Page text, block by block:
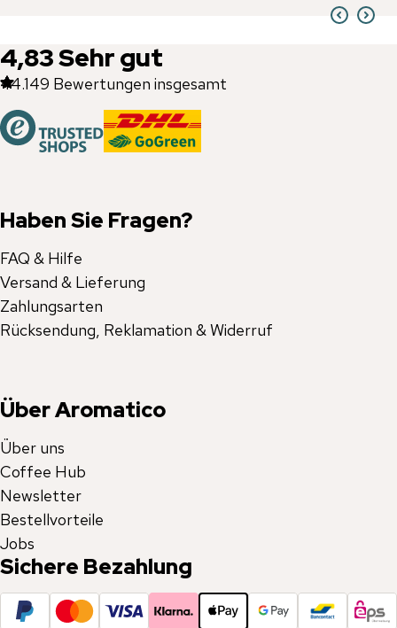
4,83Sehr gut
44.149 Bewertungen insgesamt
Haben Sie Fragen?
FAQ & Hilfe
Versand & Lieferung
Zahlungsarten
Rücksendung, Reklamation & Widerruf
Über Aromatico
Über uns
Coffee Hub
Newsletter
Bestellvorteile
Jobs
Sichere Bezahlung